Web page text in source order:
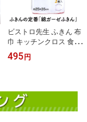
ビストロ先生 ふきん 布
巾 キッチンクロス 食器
拭きや台拭きにおすすめ
綿100％ 蛍光染料不使用
495円